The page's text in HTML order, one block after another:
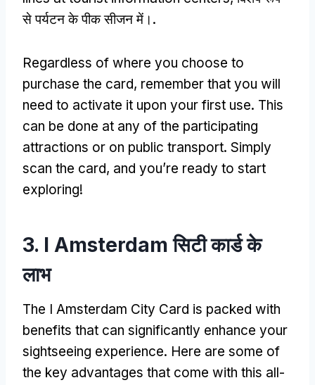
से पर्यटन के पीक सीजन में।.
Regardless of where you choose to
purchase the card, remember that you will
need to activate it upon your first use. This
can be done at any of the participating
attractions or on public transport. Simply
scan the card, and you’re ready to start
exploring!
3. I Amsterdam सिटी कार्ड के
लाभ
The I Amsterdam City Card is packed with
benefits that can significantly enhance your
sightseeing experience. Here are some of
the key advantages that come with this all-